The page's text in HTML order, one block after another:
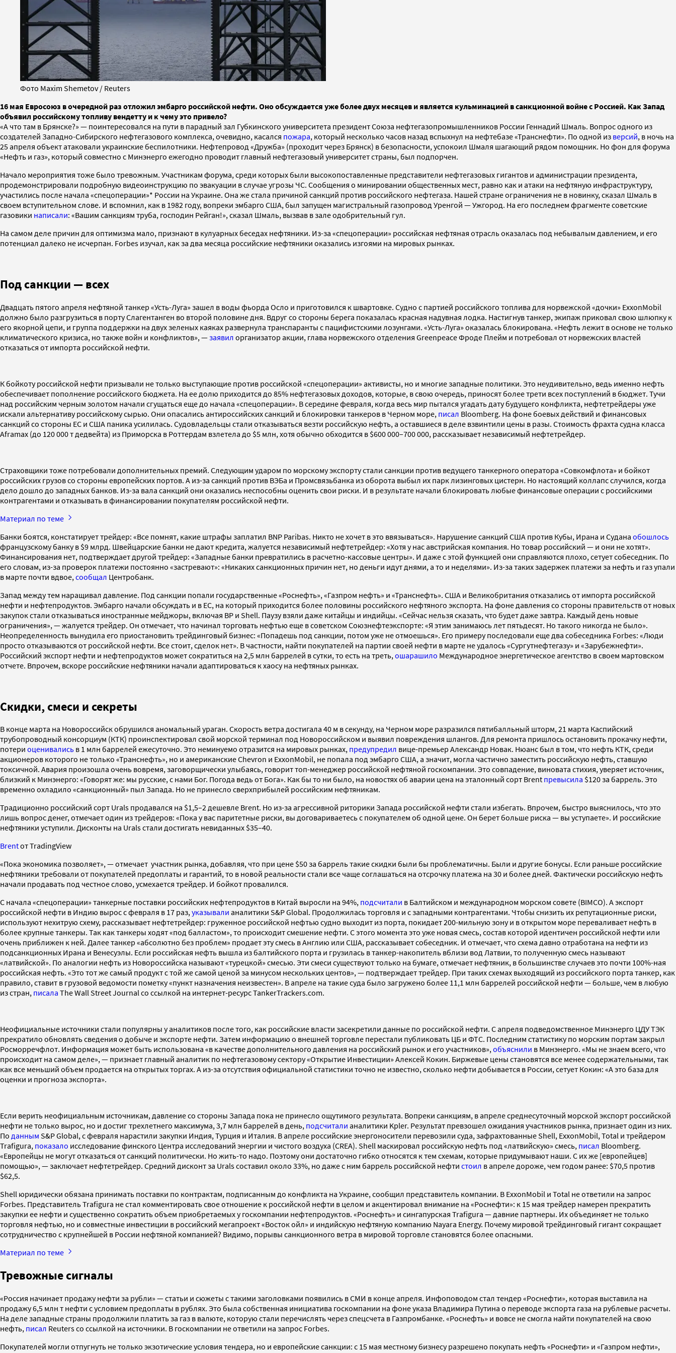
Фото Maxim Shemetov / Reuters
16 мая Евросоюз в очередной раз отложил эмбарго российской нефти. Оно обсуждается уже более двух месяцев и является кульминацией в санкционной войне с Россией. Как Запад
объявил российскому топливу вендетту и к чему это привело?
«А что там в Брянске?» — поинтересовался на пути в парадный зал Губкинского университета президент Союза нефтегазопромышленников России Геннадий Шмаль. Вопрос одного из
создателей Западно-Сибирского нефтегазового комплекса, очевидно, касался пожара, который несколько часов назад вспыхнул на нефтебазе «Транснефти». По одной из версий, в ночь на
25 апреля объект атаковали украинские беспилотники. Нефтепровод «Дружба» (проходит через Брянск) в безопасности, успокоил Шмаля шагающий рядом помощник. Но фон для форума
«Нефть и газ», который совместно с Минэнерго ежегодно проводит главный нефтегазовый университет страны, был подпорчен.
Начало мероприятия тоже было тревожным. Участникам форума, среди которых были высокопоставленные представители нефтегазовых гигантов и администрации президента,
продемонстрировали подробную видеоинструкцию по эвакуации в случае угрозы ЧС. Сообщения о минировании общественных мест, равно как и атаки на нефтяную инфраструктуру,
участились после начала «спецоперации»* России на Украине. Она же стала причиной санкций против российского нефтегаза. Нашей стране ограничения не в новинку, сказал Шмаль в
своем вступительном слове. И вспомнил, как в 1982 году, вопреки эмбарго США, был запущен магистральный газопровод Уренгой — Ужгород. На его последнем фрагменте советские
газовики написали: «Вашим санкциям труба, господин Рейган!», сказал Шмаль, вызвав в зале одобрительный гул.
На самом деле причин для оптимизма мало, признают в кулуарных беседах нефтяники. Из-за «спецоперации» российская нефтяная отрасль оказалась под небывалым давлением, и его
потенциал далеко не исчерпан. Forbes изучал, как за два месяца российские нефтяники оказались изгоями на мировых рынках.
Под санкции — всех
Двадцать пятого апреля нефтяной танкер «Усть-Луга» зашел в воды фьорда Осло и приготовился к швартовке. Судно c партией российского топлива для норвежской «дочки» ExxonMobil
должно было разгрузиться в порту Слагентанген во второй половине дня. Вдруг со стороны берега показалась красная надувная лодка. Настигнув танкер, экипаж приковал свою шлюпку к
его якорной цепи, и группа поддержки на двух зеленых каяках развернула транспаранты с пацифистскими лозунгами. «Усть-Луга» оказалась блокирована. «Нефть лежит в основе не только
климатического кризиса, но также войн и конфликтов», —заявил организатор акции, глава норвежского отделения Greenpeace Фроде Плейм и потребовал от норвежских властей
отказаться от импорта российской нефти.
К бойкоту российской нефти призывали не только выступающие против российской «спецоперации» активисты, но и многие западные политики. Это неудивительно, ведь именно нефть
обеспечивает пополнение российского бюджета. На ее долю приходится до 85% нефтегазовых доходов, которые, в свою очередь, приносят более трети всех поступлений в бюджет. Тучи
над российским черным золотом начали сгущаться еще до начала «спецоперации». В середине февраля, когда весь мир пытался угадать дату будущего конфликта, нефтетрейдеры уже
искали альтернативу российскому сырью. Они опасались антироссийских санкций и блокировки танкеров в Черном море, писал Bloomberg. На фоне боевых действий и финансовых
санкций со стороны ЕС и США паника усилилась. Судовладельцы стали отказываться везти российскую нефть, а оставшиеся в деле взвинтили цены в разы. Стоимость фрахта судна класса
Aframax (до 120 000 т дедвейта) из Приморска в Роттердам взлетела до $5 млн, хотя обычно обходится в $600 000–700 000, рассказывает независимый нефтетрейдер.
Страховщики тоже потребовали дополнительных премий. Следующим ударом по морскому экспорту стали санкции против ведущего танкерного оператора «Совкомфлота» и бойкот
российских грузов со стороны европейских портов. А из-за санкций против ВЭБа и Промсвязьбанка из оборота выбыл их парк лизинговых цистерн. Но настоящий коллапс случился, когда
дело дошло до западных банков. Из-за вала санкций они оказались неспособны оценить свои риски. И в результате начали блокировать любые финансовые операции с российскими
контрагентами и отказывать в финансировании покупателям российской нефти.
Материал по теме
Банки боятся, констатирует трейдер: «Все помнят, какие штрафы заплатил BNP Paribas. Никто не хочет в это ввязываться». Нарушение санкций США против Кубы, Ирана и Судана обошлось
французскому банку в $9 млрд. Швейцарские банки не дают кредита, жалуется независимый нефтетрейдер: «Хотя у нас австрийская компания. Но товар российский — и они не хотят».
Финансирования нет, подтверждает другой трейдер: «Западные банки превратились в расчетно-кассовые центры». И даже с этой функцией они справляются плохо, сетует собеседник. По
его словам, из-за проверок платежи постоянно «застревают»: «Никаких санкционных причин нет, но деньги идут днями, а то и неделями». Из-за таких задержек платежи за нефть и газ упали
в марте почти вдвое, сообщал Центробанк.
Запад между тем наращивал давление. Под санкции попали государственные «Роснефть», «Газпром нефть» и «Транснефть». США и Великобритания отказались от импорта российской
нефти и нефтепродуктов. Эмбарго начали обсуждать и в ЕС, на который приходится более половины российского нефтяного экспорта. На фоне давления со стороны правительств от новых
закупок стали отказываться иностранные мейджоры, включая BP и Shell. Паузу взяли даже китайцы и индийцы. «Сейчас нельзя сказать, что будет даже завтра. Каждый день новые
ограничения», — жалуется трейдер. Он отмечает, что начинал торговать нефтью еще в советском Союзнефтеэкспорте: «Я этим занимаюсь лет пятьдесят. Но такого никогда не было».
Неопределенность вынудила его приостановить трейдинговый бизнес: «Попадешь под санкции, потом уже не отмоешься». Его примеру последовали еще два собеседника Forbes: «Люди
просто отказываются от российской нефти. Все стоит, сделок нет». В частности, найти покупателей на партии своей нефти в марте не удалось «Сургутнефтегазу» и «Зарубежнефти».
Российский экспорт нефти и нефтепродуктов может сократиться на 2,5 млн баррелей в сутки, то есть на треть, ошарашило Международное энергетическое агентство в своем мартовском
отчете. Впрочем, вскоре российские нефтяники начали адаптироваться к хаосу на нефтяных рынках.
Скидки, смеси и секреты
В конце марта на Новороссийск обрушился аномальный ураган. Скорость ветра достигала 40 м в секунду, на Черном море разразился пятибалльный шторм, 21 марта Каспийский
трубопроводный консорциум (КТК) проинспектировал свой морской терминал под Новороссийском и выявил повреждения шлангов. Для ремонта пришлось остановить прокачку нефти,
потери оценивались в 1 млн баррелей ежесуточно. Это неминуемо отразится на мировых рынках, предупредил вице-премьер Александр Новак. Нюанс был в том, что нефть КТК, среди
акционеров которого не только «Транснефть», но и американские Chevron и ExxonMobil, не попала под эмбарго США, а значит, могла частично заместить российскую нефть, ставшую
токсичной. Авария произошла очень вовремя, заговорщически улыбаясь, говорит топ-менеджер российской нефтяной госкомпании. Это совпадение, виновата стихия, уверяет источник,
близкий к Минэнерго: «Говорят же: мы русские, с нами Бог. Погода ведь от Бога». Как бы то ни было, на новостях об аварии цена на эталонный сорт Brent превысила $120 за баррель. Это
временно охладило «санкционный» пыл Запада. Но не принесло сверхприбылей российским нефтяникам.
Традиционно российский сорт Urals продавался на $1,5–2 дешевле Brent. Но из-за агрессивной риторики Запада российской нефти стали избегать. Впрочем, быстро выяснилось, что это
лишь вопрос денег, отмечает один из трейдеров: «Пока у вас паритетные риски, вы договариваетесь с покупателем об одной цене. Он берет больше риска — вы уступаете». И российские
нефтяники уступили. Дисконты на Urals стали достигать невиданных $35–40.
Brentот TradingView
«Пока экономика позволяет», — отмечает участник рынка, добавляя, что при цене $50 за баррель такие скидки были бы проблематичны. Были и другие бонусы. Если раньше российские
нефтяники требовали от покупателей предоплаты и гарантий, то в новой реальности стали все чаще соглашаться на отсрочку платежа на 30 и более дней. Фактически российскую нефть
начали продавать под честное слово, усмехается трейдер. И бойкот провалился.
С начала «спецоперации» танкерные поставки российских нефтепродуктов в Китай выросли на 94%, подсчитали в Балтийском и международном морском совете (BIMCO). А экспорт
российской нефти в Индию вырос с февраля в 17 раз,указывали аналитики S&P Global. Продолжилась торговля и с западными контрагентами. Чтобы снизить их репутационные риски,
используют нехитрую схему, рассказывает нефтетрейдер: груженное российской нефтью судно выходит из порта, покидает 200-мильную зону и в открытом море переваливает нефть в
более крупные танкеры. Так как танкеры ходят «под балластом», то происходит смешение нефти. С этого момента это уже новая смесь, состав которой идентичен российской нефти или
очень приближен к ней. Далее танкер «абсолютно без проблем» продает эту смесь в Англию или США, рассказывает собеседник. И отмечает, что схема давно отработана на нефти из
подсанкционных Ирана и Венесуэлы. Если российская нефть вышла из балтийского порта и грузилась в танкер-накопитель вблизи вод Латвии, то полученную смесь называют
«латвийской». По аналогии нефть из Новороссийска называют «турецкой» смесью. Эти смеси существуют только на бумаге, отмечает нефтяник, в большинстве случаев это почти 100%-ная
российская нефть. «Это тот же самый продукт с той же самой ценой за минусом нескольких центов», — подтверждает трейдер. При таких схемах выходящий из российского порта танкер, как
правило, ставит в грузовой ведомости пометку «пункт назначения неизвестен». В апреле на такие суда было загружено более 11,1 млн баррелей российской нефти — больше, чем в любую
из стран, писала The Wall Street Journal со ссылкой на интернет-ресурс TankerTrackers.com.
Неофициальные источники стали популярны у аналитиков после того, как российские власти засекретили данные по российской нефти. С апреля подведомственное Минэнерго ЦДУ ТЭК
прекратило обновлять сведения о добыче и экспорте нефти. Затем информацию о внешней торговле перестали публиковать ЦБ и ФТС. Последним статистику по морским портам закрыл
Росморречфлот. Информация может быть использована «в качестве дополнительного давления на российский рынок и его участников»,объяснили в Минэнерго. «Мы не знаем всего, что
происходит на самом деле», — признает главный аналитик по нефтегазовому сектору «Открытие Инвестиции» Алексей Кокин. Биржевые цены становятся все менее содержательными, так
как все меньший объем продается на открытых торгах. А из-за отсутствия официальной статистики точно не известно, сколько нефти добывается в России, сетует Кокин: «А это база для
оценки и прогноза экспорта».
Если верить неофициальным источникам, давление со стороны Запада пока не принесло ощутимого результата. Вопреки санкциям, в апреле среднесуточный морской экспорт российской
нефти не только вырос, но и достиг трехлетнего максимума, 3,7 млн баррелей в день, подсчитали аналитики Kpler. Результат превзошел ожидания участников рынка, признает один из них.
По данным S&P Global, с февраля нарастили закупки Индия, Турция и Италия. В апреле российские энергоносители перевозили суда, зафрахтованные Shell, ExxonMobil, Total и трейдером
Trafigura, показало исследование финского Центра исследований энергии и чистого воздуха (CREA). Shell маскировал российскую нефть под «латвийскую» смесь, писал Bloomberg.
«Европейцы не могут отказаться от санкций политически. Но жить-то надо. Поэтому они достаточно гибко относятся к тем схемам, которые придумывают наши. С их же [европейцев]
помощью», — заключает нефтетрейдер. Средний дисконт за Urals составил около 33%, но даже с ним баррель российской нефти стоил в апреле дороже, чем годом ранее: $70,5 против
$62,5.
Shell юридически обязана принимать поставки по контрактам, подписанным до конфликта на Украине, сообщил представитель компании. В ExxonMobil и Total не ответили на запрос
Forbes. Представитель Trafigura не стал комментировать свое отношение к российской нефти в целом и акцентировал внимание на «Роснефти»: к 15 мая трейдер намерен прекратить
закупки ее нефти и существенно сократить объем приобретаемых у госкомпании нефтепродуктов. «Роснефть» и сингапурская Trafigura — давние партнеры. Их объединяет не только
торговля нефтью, но и совместные инвестиции в российский мегапроект «Восток ойл» и индийскую нефтяную компанию Nayara Energy. Почему мировой трейдинговый гигант сокращает
сотрудничество с крупнейшей в России нефтяной компанией? Видимо, порывы санкционного ветра в мировой торговле становятся более опасными.
Материал по теме
Тревожные сигналы
«Россия начинает продажу нефти за рубли» — статьи и сюжеты с такими заголовками появились в СМИ в конце апреля. Инфоповодом стал тендер «Роснефти», которая выставила на
продажу 6,5 млн т нефти с условием предоплаты в рублях. Это была собственная инициатива госкомпании на фоне указа Владимира Путина о переводе экспорта газа на рублевые расчеты.
На деле западные страны продолжили платить за газ в валюте, которую стали перечислять через спецсчета в Газпромбанке. «Роснефть» и вовсе не смогла найти покупателей на свою
нефть, писал Reuters со ссылкой на источники. В госкомпании не ответили на запрос Forbes.
Покупателей могли отпугнуть не только экзотические условия тендера, но и европейские санкции: с 15 мая местному бизнесу разрешено покупать нефть «Роснефти» и «Газпром нефти»,